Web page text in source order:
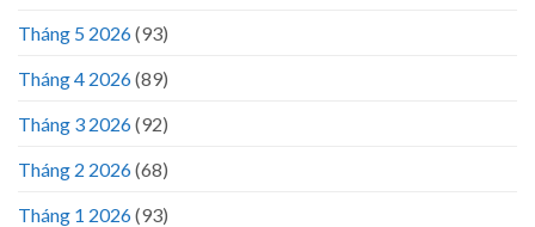
Tháng 5 2026(93)
Tháng 4 2026(89)
Tháng 3 2026(92)
Tháng 2 2026(68)
Tháng 1 2026(93)